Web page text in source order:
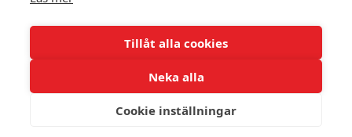
Tillåt alla cookies
Neka alla
Cookie inställningar
varje vecka om våra mest intressanta
JAG VILL HA NYHETSBREV
PRENUMERERA
© 2026 Aktuellt i Politiken.